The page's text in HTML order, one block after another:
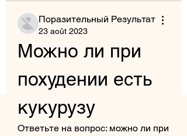
Поразительный Результат
23 août 2023
Можно ли при
похудении есть
кукурузу
Ответьте на вопрос: можно ли при